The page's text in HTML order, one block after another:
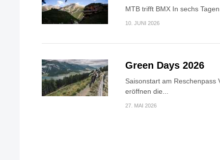
MTB trifft BMX In sechs
10. JUNI 2026
Green Days 2026
Saisonstart am Reschenpass
eröffnen die...
27. MAI 2026